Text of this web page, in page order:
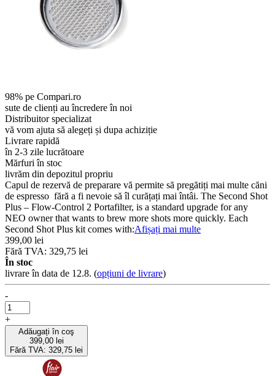
98% pe Compari.ro
sute de clienți au încredere în noi
Distribuitor specializat
vă vom ajuta să alegeți și dupa achiziție
Livrare rapidă
în 2-3 zile lucrătoare
Mărfuri în stoc
livrăm din depozitul propriu
Capul de rezervă de preparare vă permite să pregătiți mai multe căni
de espresso fără a fi nevoie să îl curățați mai întâi. The Second Shot
Plus – Flow-Control 2 Portafilter, is a standard upgrade for any
NEO owner that wants to brew more shots more quickly. Each
Second Shot Plus kit comes with:Afișați mai multe
399,00 lei
Fără TVA: 329,75 lei
În stoc
livrare în data de 12.8. (opțiuni de livrare)
-
+
Adăugați în coş
399,00 lei
Fără TVA: 329,75 lei